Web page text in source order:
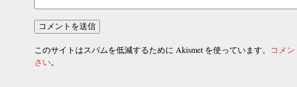
このサイトはスパムを低減するために Akismet を使っています。 コメ
さい。